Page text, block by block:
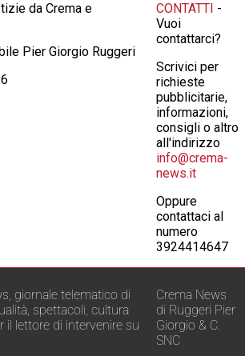
da Crema e
Pier Giorgio Ruggeri
CONTATTI -
Vuoi
contattarci?
Scrivici per
richieste
pubblicitarie,
informazioni,
consigli o altro
all'indirizzo
info@crema-
news.it
Oppure
contattaci al
numero
3924414647
giornale telematico di
spettacoli, cultura
il lettore di intervenire su
Crema News
di Ruggeri Pier
Giorgio & C.
SNC